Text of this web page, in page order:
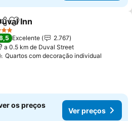
Adicionar aos favoritos
Inn
Excelente
2.767
a 0.5 km de Duval Street
Quartos com decoração individual
os preços
Ver preços